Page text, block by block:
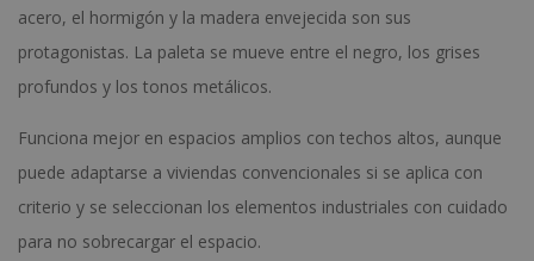
acero, el hormigón y la madera envejecida son sus
protagonistas. La paleta se mueve entre el negro, los grises
profundos y los tonos metálicos.
Funciona mejor en espacios amplios con techos altos, aunque
puede adaptarse a viviendas convencionales si se aplica con
criterio y se seleccionan los elementos industriales con cuidado
para no sobrecargar el espacio.